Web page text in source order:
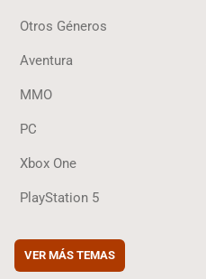
Otros Géneros
Aventura
MMO
PC
Xbox One
PlayStation 5
VER MÁS TEMAS